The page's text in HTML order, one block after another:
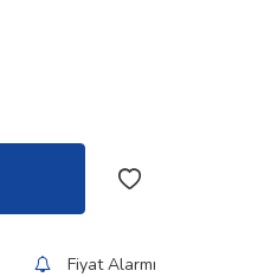
Fiyat Alarmı